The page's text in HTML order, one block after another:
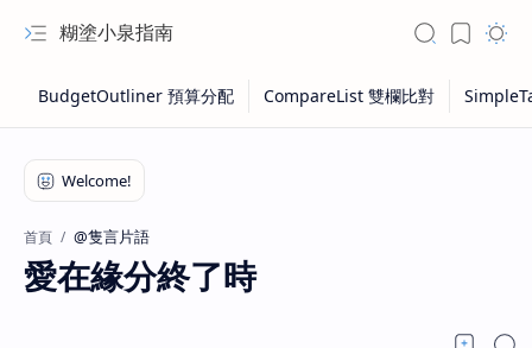
糊塗小泉指南
首頁 @隻言片語
愛在緣分終了時